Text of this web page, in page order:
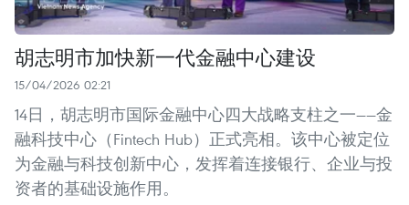
胡志明市加快新一代金融中心建设
15/04/2026 02:21
14日，胡志明市国际金融中心四大战略支柱之一——金
融科技中心（Fintech Hub）正式亮相。该中心被定位
为金融与科技创新中心，发挥着连接银行、企业与投
资者的基础设施作用。